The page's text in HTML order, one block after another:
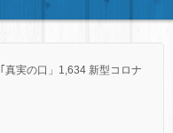
｢真実の口」1,634 新型コロナ